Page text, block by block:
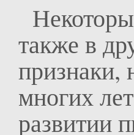
также в
признаки,
многих
развитии